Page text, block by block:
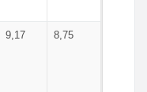
9,17 8,75